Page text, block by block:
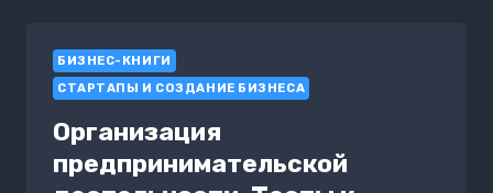
БИЗНЕС-КНИГИ
СТАРТАПЫ И СОЗДАНИЕ БИЗНЕСА
Организация
предпринимательской